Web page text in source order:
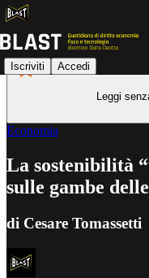
Iscriviti Accedi
Leggi
Economia
La sostenibilità
sulle gambe
di Cesare Tomassetti